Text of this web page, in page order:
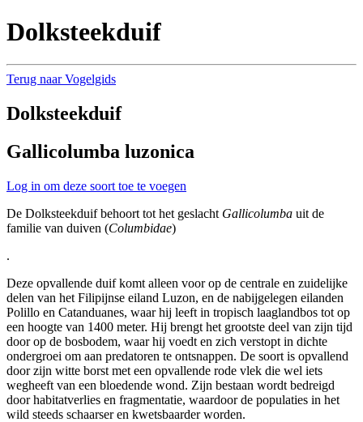
Dolksteekduif
Terug naar Vogelgids
Dolksteekduif
Gallicolumba luzonica
Log in om deze soort toe te voegen
De Dolksteekduif behoort tot het geslacht Gallicolumba uit de
familie van duiven (Columbidae)
.
Deze opvallende duif komt alleen voor op de centrale en zuidelijke
delen van het Filipijnse eiland Luzon, en de nabijgelegen eilanden
Polillo en Catanduanes, waar hij leeft in tropisch laaglandbos tot op
een hoogte van 1400 meter. Hij brengt het grootste deel van zijn tijd
door op de bosbodem, waar hij voedt en zich verstopt in dichte
ondergroei om aan predatoren te ontsnappen. De soort is opvallend
door zijn witte borst met een opvallende rode vlek die wel iets
wegheeft van een bloedende wond. Zijn bestaan wordt bedreigd
door habitatverlies en fragmentatie, waardoor de populaties in het
wild steeds schaarser en kwetsbaarder worden.